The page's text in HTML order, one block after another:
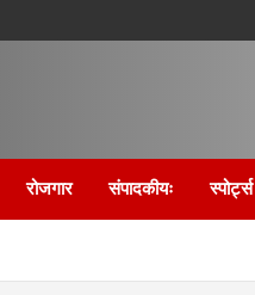
रोजगार संपादकीयः स्पोर्ट्स